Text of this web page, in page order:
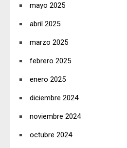
mayo 2025
abril 2025
marzo 2025
febrero 2025
enero 2025
diciembre 2024
noviembre 2024
octubre 2024